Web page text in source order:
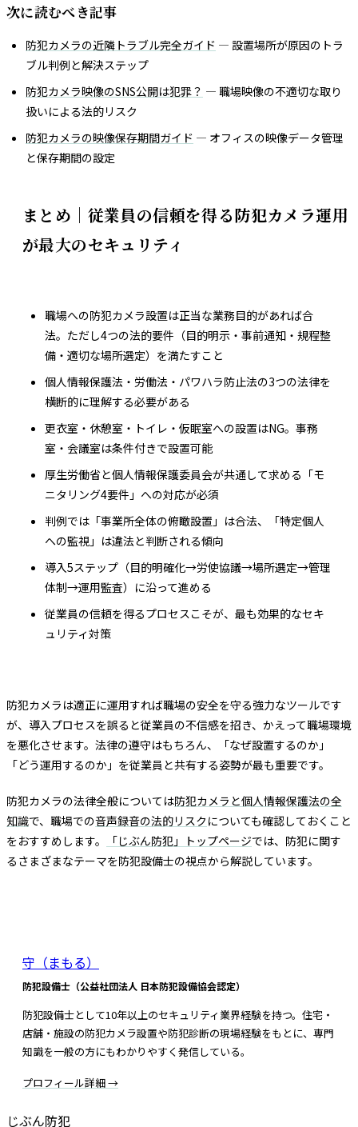
次に読むべき記事
防犯カメラの近隣トラブル完全ガイド — 設置場所が原因のトラ
ブル判例と解決ステップ
防犯カメラ映像のSNS公開は犯罪？ — 職場映像の不適切な取り
扱いによる法的リスク
防犯カメラの映像保存期間ガイド — オフィスの映像データ管理
と保存期間の設定
まとめ｜従業員の信頼を得る防犯カメラ運用
が最大のセキュリティ
職場への防犯カメラ設置は正当な業務目的があれば合
法。ただし4つの法的要件（目的明示・事前通知・規程整
備・適切な場所選定）を満たすこと
個人情報保護法・労働法・パワハラ防止法の3つの法律を
横断的に理解する必要がある
更衣室・休憩室・トイレ・仮眠室への設置はNG。事務
室・会議室は条件付きで設置可能
厚生労働省と個人情報保護委員会が共通して求める「モ
ニタリング4要件」への対応が必須
判例では「事業所全体の俯瞰設置」は合法、「特定個人
への監視」は違法と判断される傾向
導入5ステップ（目的明確化→労使協議→場所選定→管理
体制→運用監査）に沿って進める
従業員の信頼を得るプロセスこそが、最も効果的なセキ
ュリティ対策
防犯カメラは適正に運用すれば職場の安全を守る強力なツールです
が、導入プロセスを誤ると従業員の不信感を招き、かえって職場環境
を悪化させます。法律の遵守はもちろん、「なぜ設置するのか」
「どう運用するのか」を従業員と共有する姿勢が最も重要です。
防犯カメラの法律全般については防犯カメラと個人情報保護法の全
知識で、職場での音声録音の法的リスク についても確認しておくこと
をおすすめします。
「じぶん防犯」トップページでは、防犯に関す
るさまざまなテーマを防犯設備士の視点から解説しています。
守（まもる）
防犯設備士（公益社団法人 日本防犯設備協会認定）
防犯設備士として10年以上のセキュリティ業界経験を持つ。住宅・
店舗・施設の防犯カメラ設置や防犯診断の現場経験をもとに、専門
知識を一般の方にもわかりやすく発信している。
プロフィール詳細 →
じぶん防犯